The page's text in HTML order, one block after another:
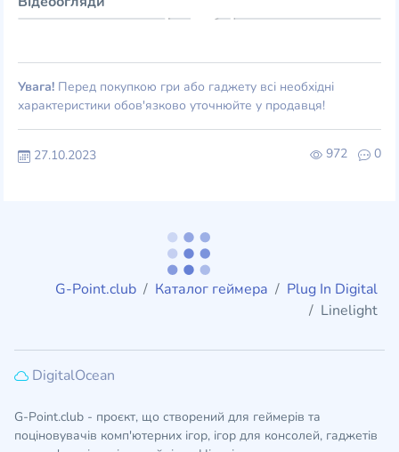
Увага! Перед покупкою гри або гаджету всі необхідні
характеристики обов'язково уточнюйте у продавця!
972 0
27.10.2023
G-Point.club Каталог геймера
Plug In Digital
Linelight
DigitalOcean
G-Point.club - проєкт, що створений для геймерів та
поціновувачів комп'ютерних ігор, ігор для консолей, гаджетів